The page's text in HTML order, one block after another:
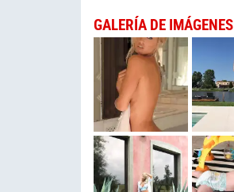
GALERÍA DE IMÁGENES